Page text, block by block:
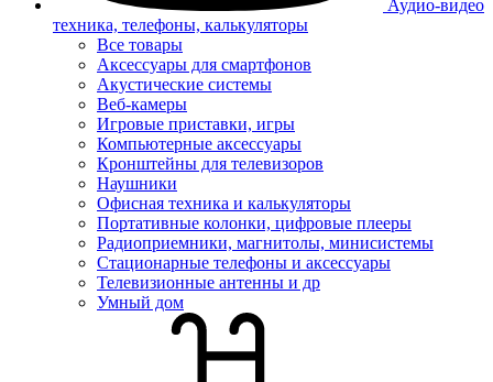
Аудио-видео
техника, телефоны, калькуляторы
Все товары
Аксессуары для смартфонов
Акустические системы
Веб-камеры
Игровые приставки, игры
Компьютерные аксессуары
Кронштейны для телевизоров
Наушники
Офисная техника и калькуляторы
Портативные колонки, цифровые плееры
Радиоприемники, магнитолы, минисистемы
Стационарные телефоны и аксессуары
Телевизионные антенны и др
Умный дом